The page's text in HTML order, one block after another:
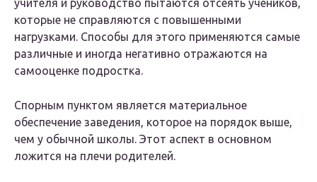
учителя и руководство пытаются отсеять учеников,
которые не справляются с повышенными
нагрузками. Способы для этого применяются самые
различные и иногда негативно отражаются на
самооценке подростка.
Спорным пунктом является материальное
обеспечение заведения, которое на порядок выше,
чем у обычной школы. Этот аспект в основном
ложится на плечи родителей.